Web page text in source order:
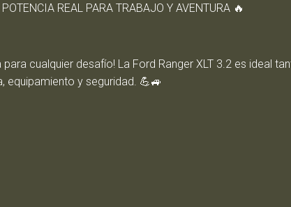
REAL PARA TRABAJO Y AVENTURA 🔥
cualquier desafío! La Ford Ranger XLT 3.2 es ideal
equipamiento y seguridad. 💪🚙